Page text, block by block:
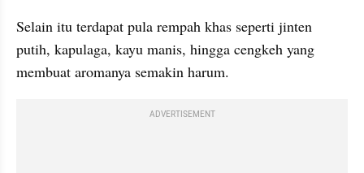
Selain itu terdapat pula rempah khas seperti jinten
putih, kapulaga, kayu manis, hingga cengkeh yang
membuat aromanya semakin harum.
ADVERTISEMENT